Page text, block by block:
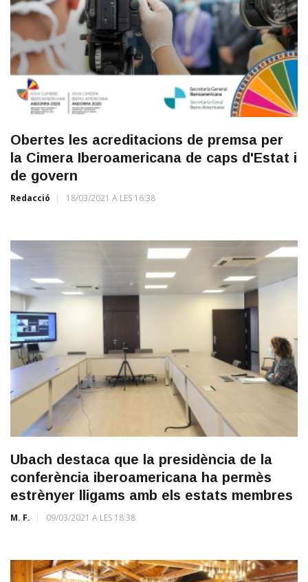
Obertes les acreditacions de premsa per
la Cimera Iberoamericana de caps d'Estat i
de govern
Redacció 18/03/2021 A LES 16:38
Ubach destaca que la presidència de la
conferència iberoamericana ha permès
estrènyer lligams amb els estats membres
M. F. 09/03/2021 A LES 18:38